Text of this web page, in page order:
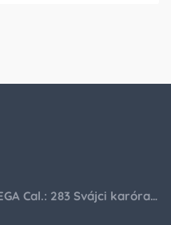
Ritkaság! Acél OMEGA Cal.: 283 Svájci karóra 1953-ból!